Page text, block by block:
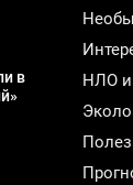
в
НЛО и